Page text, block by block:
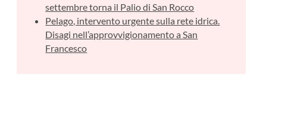
settembre torna il Palio di San Rocco
Pelago, intervento urgente sulla rete idrica.
Disagi nell’approvvigionamento a San
Francesco